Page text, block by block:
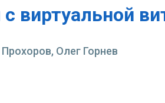
виртуальной
Олег Горнев